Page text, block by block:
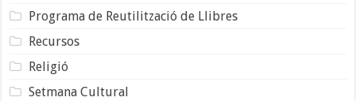
Programa de Reutilització de Llibres
Recursos
Religió
Setmana Cultural